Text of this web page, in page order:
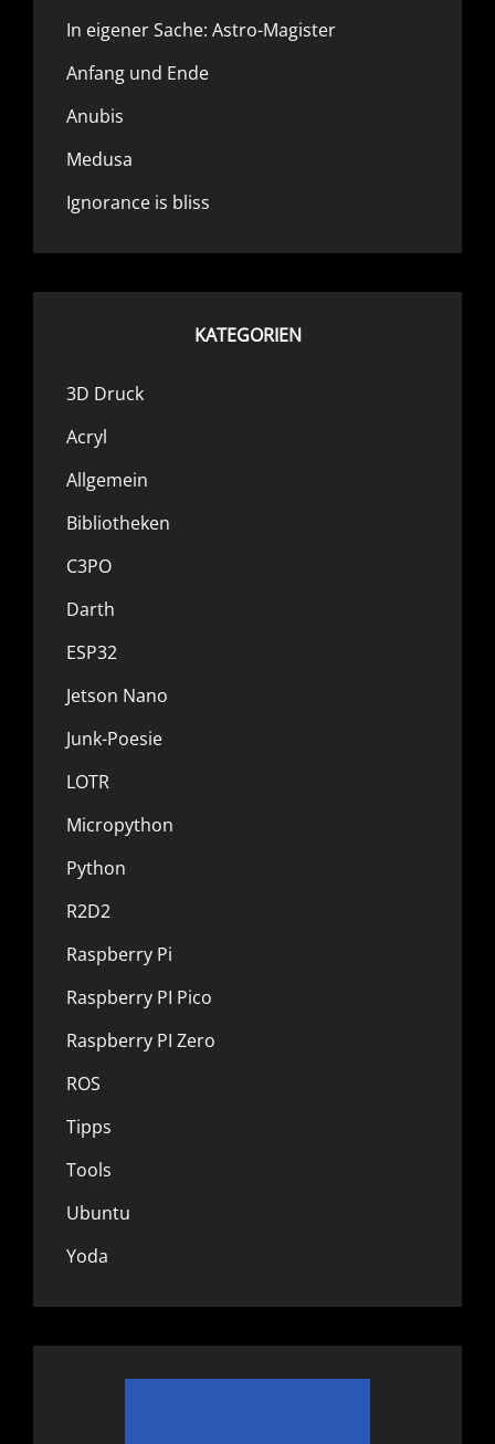
In eigener Sache: Astro-Magister
Anfang und Ende
Anubis
Medusa
Ignorance is bliss
KATEGORIEN
3D Druck
Acryl
Allgemein
Bibliotheken
C3PO
Darth
ESP32
Jetson Nano
Junk-Poesie
LOTR
Micropython
Python
R2D2
Raspberry Pi
Raspberry PI Pico
Raspberry PI Zero
ROS
Tipps
Tools
Ubuntu
Yoda